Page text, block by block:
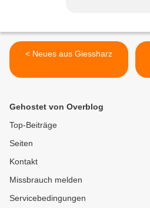
< Neues aus Giessharz
Gehostet von Overblog
Top-Beiträge
Seiten
Kontakt
Missbrauch melden
Servicebedingungen